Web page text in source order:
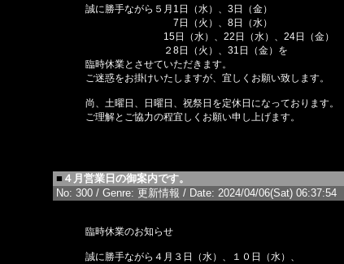
誠に勝手ながら５月1日（水）、3日（金）
7日（火）、8日（水）
15日（水）、22日（水）、24日（金）
２8日（火）、31日（金）を
臨時休業とさせていただきます。
ご迷惑をお掛けいたしますが、宜しくお願い致します。
尚、土曜日、日曜日、祝祭日を定休日になっております。
ご理解とご協力の程宜しくお願い申し上げます。
■ ４月営業日の御案内です。
No: 300 / Genre: 更新情報 / Date: 2024/04/06(Sat) 06:37:54
臨時休業のお知らせ
誠に勝手ながら４月３日（水）、１０日（水）、